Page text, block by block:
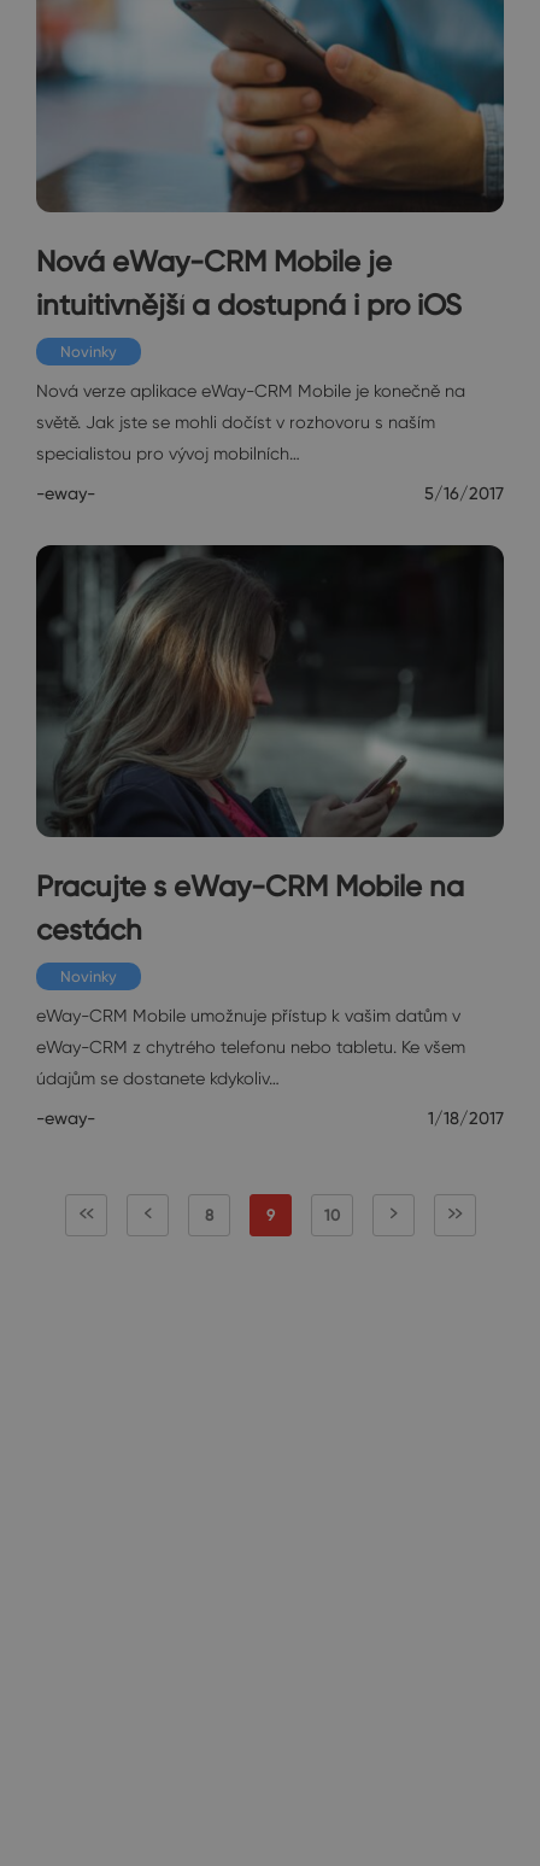
Nová eWay-CRM Mobile je
intuitivnější a dostupná i pro iOS
Novinky
Nová verze aplikace eWay-CRM Mobile je konečně na
světě. Jak jste se mohli dočíst v rozhovoru s naším
specialistou pro vývoj mobilních…
-eway- 5/16/2017
Pracujte s eWay-CRM Mobile na
cestách
Novinky
eWay-CRM Mobile umožnuje přístup k vašim datům v
eWay-CRM z chytrého telefonu nebo tabletu. Ke všem
údajům se dostanete kdykoliv…
-eway- 1/18/2017
8 9 10